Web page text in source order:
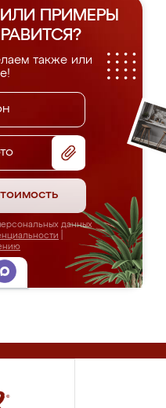
ПРИМЕРЫ
также или
данных